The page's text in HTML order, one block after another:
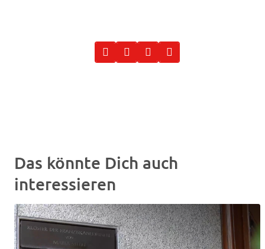
Das könnte Dich auch
interessieren